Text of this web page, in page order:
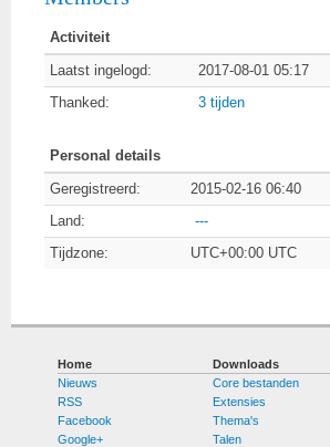
Activiteit
Laatst ingelogd:
2017-08-01 05:17
Thanked:
3 tijden
Personal details
Geregistreerd:
2015-02-16 06:40
Land:
---
Tijdzone:
UTC+00:00 UTC
Home
Nieuws
RSS
Facebook
Google+
Downloads
Core bestanden
Extensies
Thema's
Talen